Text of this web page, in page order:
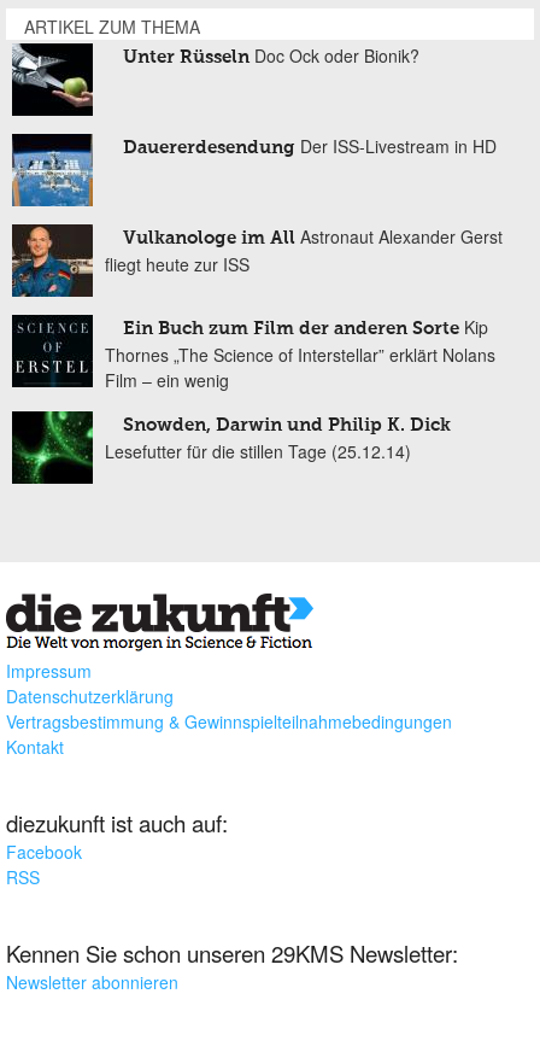
ARTIKEL ZUM THEMA
Unter Rüsseln Doc Ock oder Bionik?
Dauererdesendung Der ISS-Livestream in HD
Vulkanologe im All Astronaut Alexander Gerst
fliegt heute zur ISS
Ein Buch zum Film der anderen Sorte Kip
Thornes „The Science of Interstellar” erklärt Nolans
Film – ein wenig
Snowden, Darwin und Philip K. Dick
Lesefutter für die stillen Tage (25.12.14)
Impressum
Datenschutzerklärung
Vertragsbestimmung & Gewinnspielteilnahmebedingungen
Kontakt
diezukunft ist auch auf:
Facebook
RSS
Kennen Sie schon unseren 29KMS Newsletter:
Newsletter abonnieren